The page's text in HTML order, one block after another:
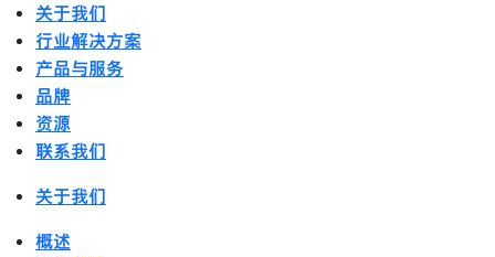
关于我们
行业解决方案
产品与服务
品牌
资源
联系我们
关于我们
概述